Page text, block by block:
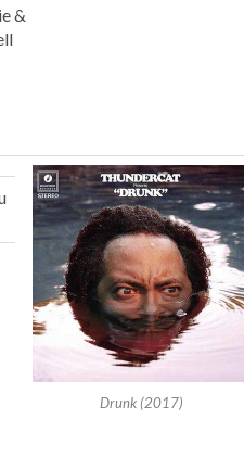
&
Drunk (2017)